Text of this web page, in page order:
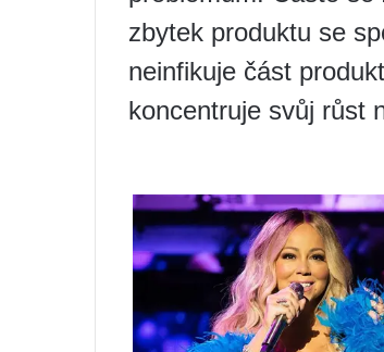
zbytek produktu se
neinfikuje část
koncentruje svůj růst